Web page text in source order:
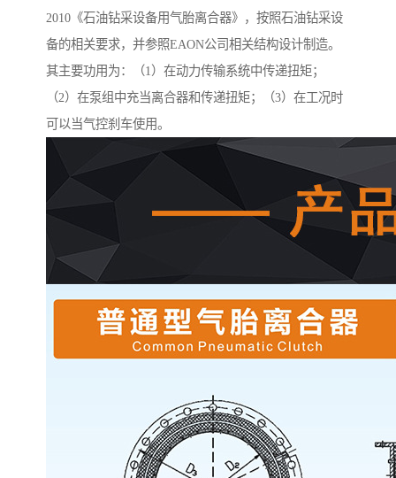
2010《石油钻采设备用气胎离合器》，按照石油钻采设
备的相关要求，并参照EAON公司相关结构设计制造。
其主要功用为：（1）在动力传输系统中传递扭矩；
（2）在泵组中充当离合器和传递扭矩；（3）在工况时
可以当气控刹车使用。